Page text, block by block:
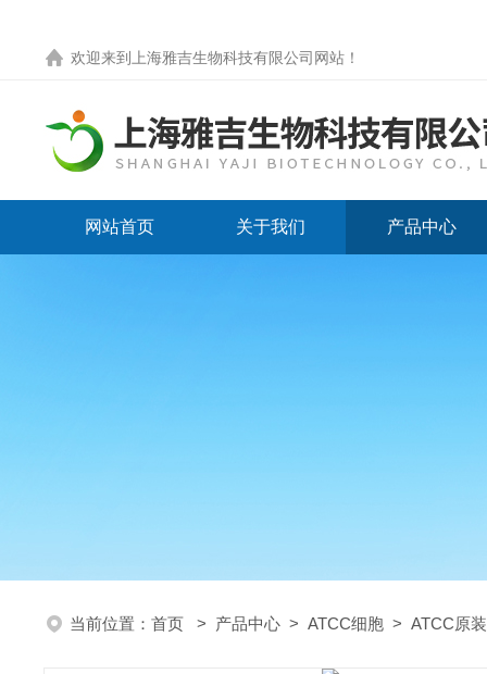
欢迎来到 上海雅吉生物科技有限公司网站 ！
网站首页 关于我们 产品中心
当前位置： 首页 > 产品中心 > ATCC细胞 > ATCC原